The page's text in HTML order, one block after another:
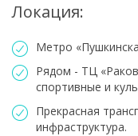
Локация:
Метро
Рядом - ТЦ
спортивные и
Прекрасная
инфраструктура.